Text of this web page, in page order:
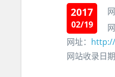
2017
02/19
网址：
网站收录日